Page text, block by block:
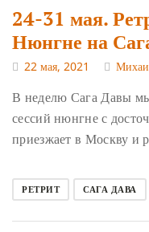
24-31 мая.
Нюнгне на
22 мая, 2021
В неделю Сага Давы
сессий нюнгне с
приезжает в Москву и
РЕТРИТ САГА ДАВА